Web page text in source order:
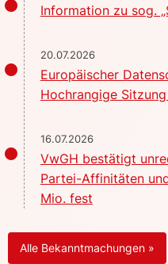
Information zu sog.
20.07.2026
Europäischer
Hochrangige
16.07.2026
VwGH bestätigt
Partei-Affinitäten
Mio. fest
Alle Bekanntmachungen »